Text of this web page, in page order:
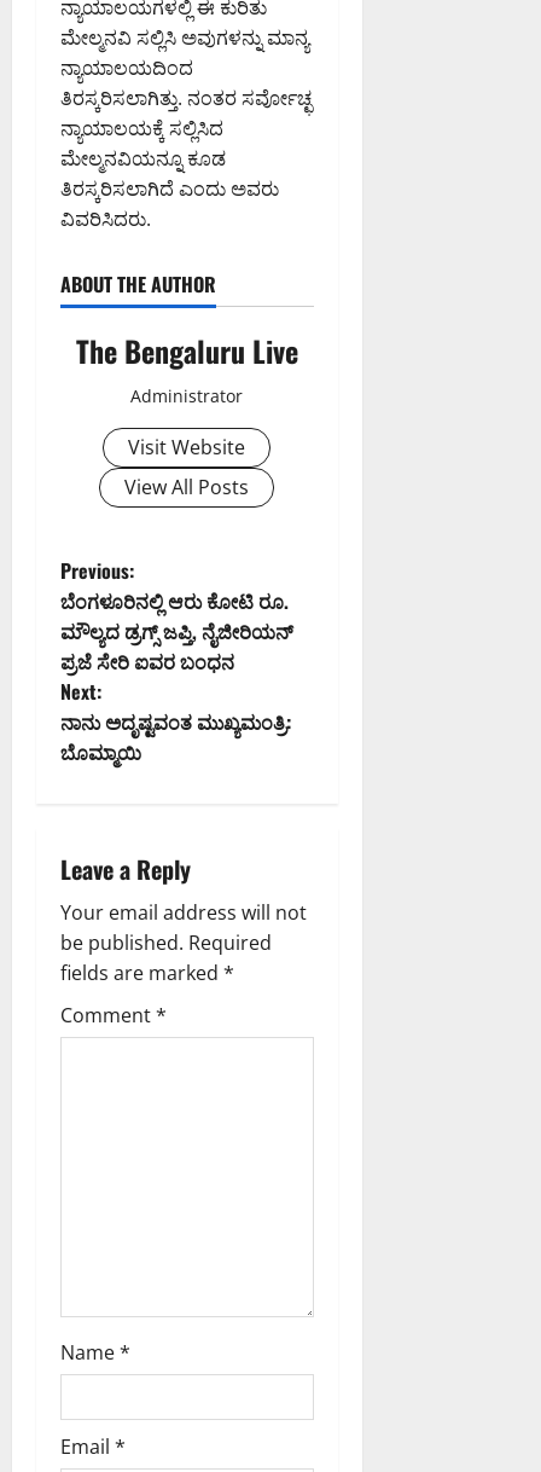
ನ್ಯಾಯಾಲಯಗಳಲ್ಲಿ ಈ ಕುರಿತು
ಮೇಲ್ಮನವಿ ಸಲ್ಲಿಸಿ ಅವುಗಳನ್ನು ಮಾನ್ಯ
ನ್ಯಾಯಾಲಯದಿಂದ
ತಿರಸ್ಕರಿಸಲಾಗಿತ್ತು. ನಂತರ ಸರ್ವೋಚ್ಛ
ನ್ಯಾಯಾಲಯಕ್ಕೆ ಸಲ್ಲಿಸಿದ
ಮೇಲ್ಮನವಿಯನ್ನೂ ಕೂಡ
ತಿರಸ್ಕರಿಸಲಾಗಿದೆ ಎಂದು ಅವರು
ವಿವರಿಸಿದರು.
ABOUT THE AUTHOR
The Bengaluru Live
Administrator
Visit Website
View All Posts
P
o
s
t
v
i
g
a
Previous:
ಬೆಂಗಳೂರಿನಲ್ಲಿ ಆರು ಕೋಟಿ ರೂ.
ಮೌಲ್ಯದ ಡ್ರಗ್ಸ್ ಜಪ್ತಿ, ನೈಜೀರಿಯನ್
ಪ್ರಜೆ ಸೇರಿ ಐವರ ಬಂಧನ
Next:
ನಾನು ಅದೃಷ್ಟವಂತ ಮುಖ್ಯಮಂತ್ರಿ:
ಬೊಮ್ಮಾಯಿ
Leave a Reply
Your email address will not
be published. Required
fields are marked *
Comment*
Name*
Email *